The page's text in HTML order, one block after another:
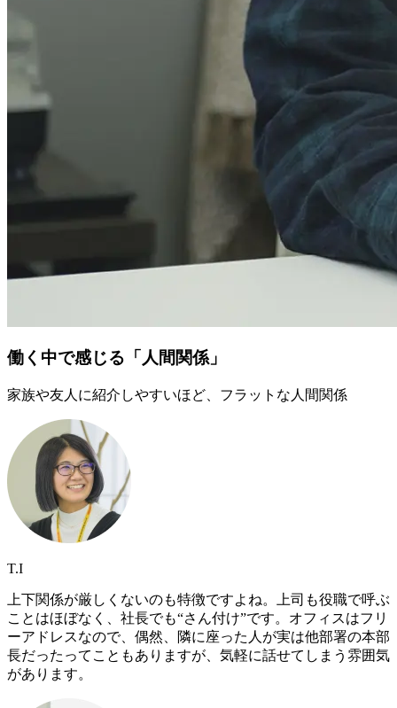
働く中で感じる「人間関係」
家族や友人に紹介しやすいほど、フラットな人間関係
T.I
上下関係が厳しくないのも特徴ですよね。上司も役職で呼ぶ
ことはほぼなく、社長でも“さん付け”です。オフィスはフリ
ーアドレスなので、偶然、隣に座った人が実は他部署の本部
長だったってこともありますが、気軽に話せてしまう雰囲気
があります。